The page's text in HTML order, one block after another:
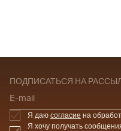
ПОДПИСАТЬСЯ НА
E-mail
Я даю согласие на
Я хочу получать